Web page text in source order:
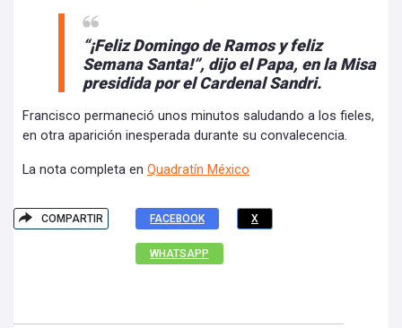
“¡Feliz Domingo de Ramos y feliz
Semana Santa!”, dijo el Papa, en la Misa
presidida por el Cardenal Sandri.
Francisco permaneció unos minutos saludando a los fieles,
en otra aparición inesperada durante su convalecencia.
La nota completa en Quadratín México
COMPARTIR FACEBOOK X
WHATSAPP